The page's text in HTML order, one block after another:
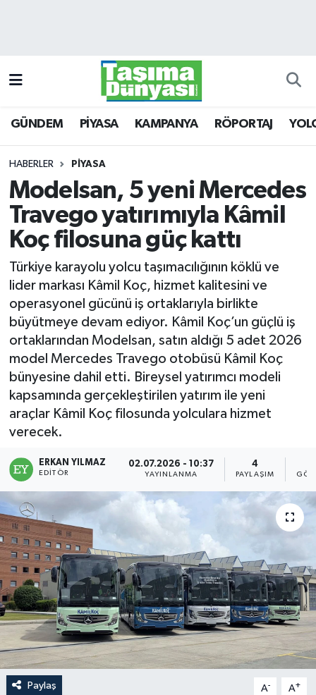
GÜNDEM PİYASA KAMPANYA RÖPORTAJ
HABERLER PİYASA
Modelsan, 5 yeni Mercedes
Travego yatırımıyla Kâmil
Koç filosuna güç kattı
Türkiye karayolu yolcu taşımacılığının köklü ve
lider markası Kâmil Koç, hizmet kalitesini ve
operasyonel gücünü iş ortaklarıyla birlikte
büyütmeye devam ediyor. Kâmil Koç’un güçlü iş
ortaklarından Modelsan, satın aldığı 5 adet 2026
model Mercedes Travego otobüsü Kâmil Koç
bünyesine dahil etti. Bireysel yatırımcı modeli
kapsamında gerçekleştirilen yatırım ile yeni
araçlar Kâmil Koç filosunda yolculara hizmet
verecek.
ERKAN YILMAZ
EDITÖR
02.07.2026 - 10:37
YAYINLANMA
4
PAYLAŞIM
Paylaş A- A+
KAMPANYA
RÖPORTAJ
YOLCU TAŞIMA
LOJİSTİK
E-GAZETE
TAŞITLAR
Trafik Durumu
Süper Lig Puan Durumu ve Fikstür
Tüm Manşetler
Son Dakika Haberleri
Haber Arşivi